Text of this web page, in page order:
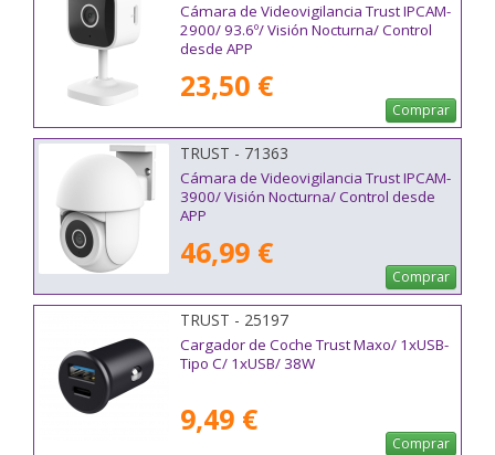
Cámara de Videovigilancia Trust IPCAM-
2900/ 93.6º/ Visión Nocturna/ Control
desde APP
23,50 €
Comprar
TRUST - 71363
Cámara de Videovigilancia Trust IPCAM-
3900/ Visión Nocturna/ Control desde
APP
46,99 €
Comprar
TRUST - 25197
Cargador de Coche Trust Maxo/ 1xUSB-
Tipo C/ 1xUSB/ 38W
9,49 €
Comprar